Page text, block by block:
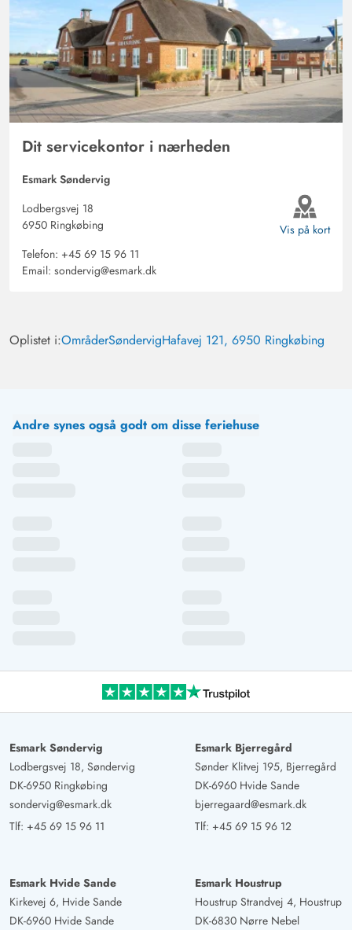
Dit servicekontor i nærheden
Esmark Søndervig
Lodbergsvej 18
6950 Ringkøbing
Telefon: +45 69 15 96 11
Email: sondervig@esmark.dk
Vis på kort
Oplistet i:OmråderSøndervigHafavej 121, 6950 Ringkøbing
Andre synes også godt om disse feriehuse
Esmark Søndervig
Lodbergsvej 18, Søndervig
DK-6950 Ringkøbing
sondervig@esmark.dk
Tlf: +45 69 15 96 11
Esmark Bjerregård
Sønder Klitvej 195, Bjerregård
DK-6960 Hvide Sande
bjerregaard@esmark.dk
Tlf: +45 69 15 96 12
Esmark Hvide Sande
Kirkevej 6, Hvide Sande
DK-6960 Hvide Sande
Esmark Houstrup
Houstrup Strandvej 4, Houstrup
DK-6830 Nørre Nebel